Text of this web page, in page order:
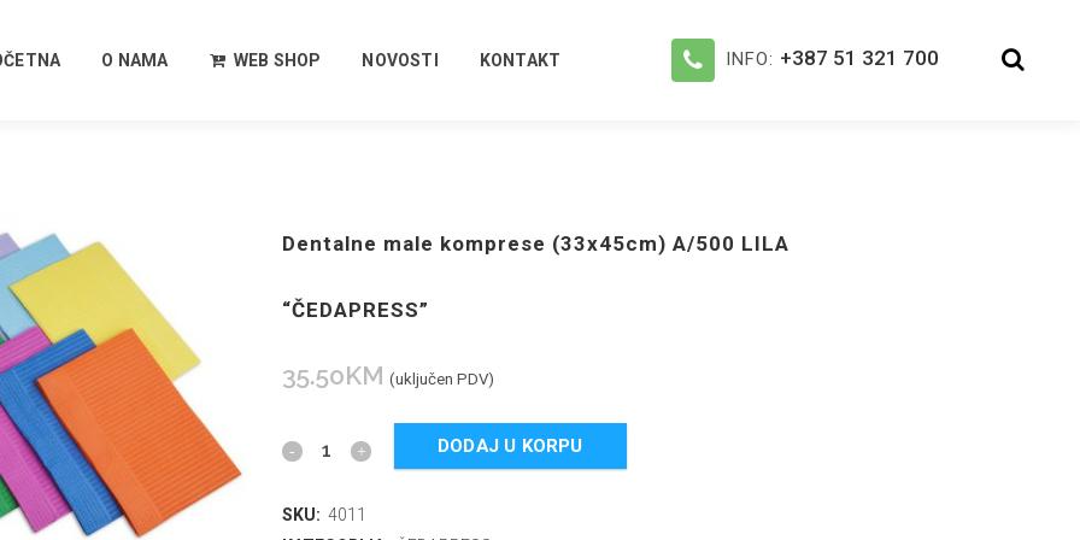
INFO: +387 51 321 700
O NAMA WEB SHOP NOVOSTI KONTAKT
Dentalne male komprese (33x45cm) A/500 LILA
“ČEDAPRESS”
35.50KM (uključen PDV)
DODAJ U KORPU
SKU: 4011